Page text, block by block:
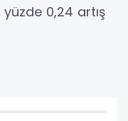
0,24 artış